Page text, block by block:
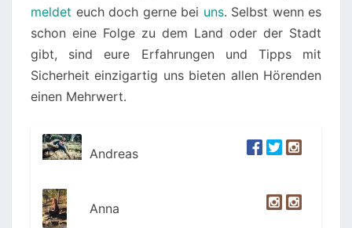
meldet euch doch gerne bei uns. Selbst wenn es
schon eine Folge zu dem Land oder der Stadt
gibt, sind eure Erfahrungen und Tipps mit
Sicherheit einzigartig uns bieten allen Hörenden
einen Mehrwert.
Andreas
Anna